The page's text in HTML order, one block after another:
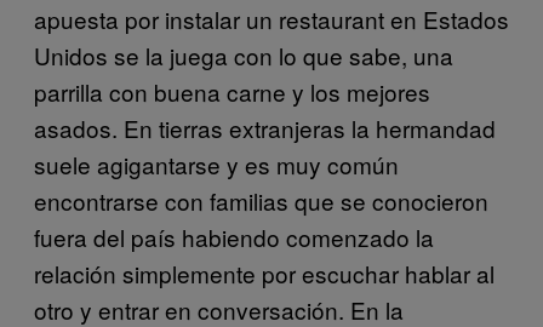
apuesta por instalar un restaurant en Estados
Unidos se la juega con lo que sabe, una
parrilla con buena carne y los mejores
asados. En tierras extranjeras la hermandad
suele agigantarse y es muy común
encontrarse con familias que se conocieron
fuera del país habiendo comenzado la
relación simplemente por escuchar hablar al
otro y entrar en conversación. En la